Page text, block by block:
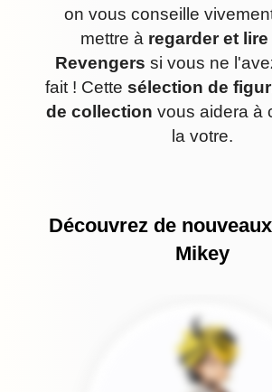
on vous conseille
mettre à regarder et
Revengers si vous ne
fait ! Cette sélection de
de collection vous aidera à
la votre.
Découvrez de
Mikey